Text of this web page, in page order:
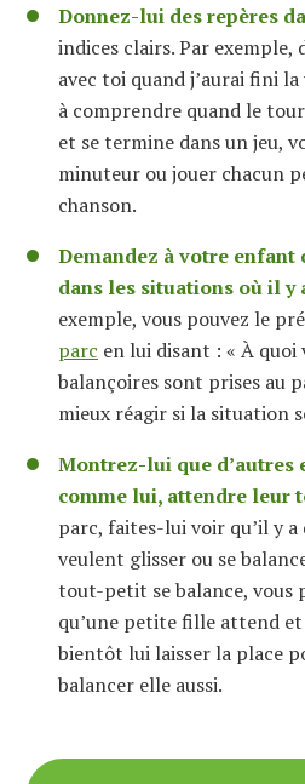
Donnez-lui des repères
indices clairs. Par exemple,
avec toi quand j’aurai fini la
à comprendre quand le
et se termine dans un jeu,
minuteur ou jouer chacun
chanson.
Demandez à votre
dans les situations où il y
exemple, vous pouvez le
parc en lui disant : « À
balançoires sont prises au
mieux réagir si la situation
Montrez-lui que d’autres
comme lui, attendre leur
parc, faites-lui voir qu’il y
veulent glisser ou se
tout-petit se balance, vous
qu’une petite fille attend
bientôt lui laisser la place
balancer elle aussi.